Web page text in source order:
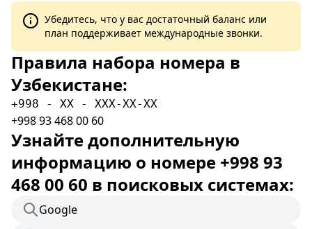
Убедитесь, что у вас достаточный баланс или
план поддерживает международные звонки.
Правила набора номера в
Узбекистане:
+998 - XX - XXX-XX-XX
+998 93 468 00 60
Узнайте дополнительную
информацию о номере +998 93
468 00 60 в поисковых системах:
Google